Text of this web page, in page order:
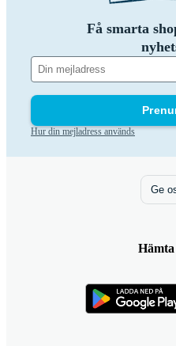
Få smarta
Hur din mejladress används
Ge